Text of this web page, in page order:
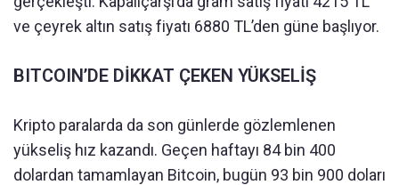
ve çeyrek altın satış fiyatı 6880 TL’den güne başlıyor.
BITCOIN’DE DİKKAT ÇEKEN YÜKSELİŞ
Kripto paralarda da son günlerde gözlemlenen
yükseliş hız kazandı. Geçen haftayı 84 bin 400
dolardan tamamlayan Bitcoin, bugün 93 bin 900 doları